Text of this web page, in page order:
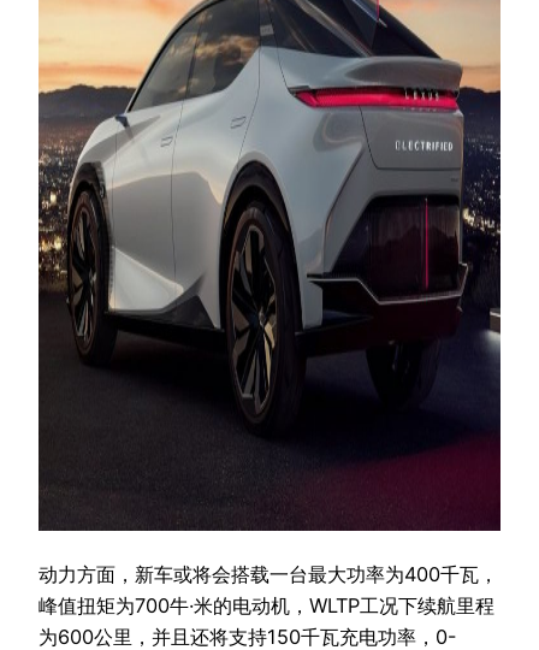
动力方面，新车或将会搭载一台最大功率为400千瓦，
峰值扭矩为700牛·米的电动机，WLTP工况下续航里程
为600公里，并且还将支持150千瓦充电功率，0-